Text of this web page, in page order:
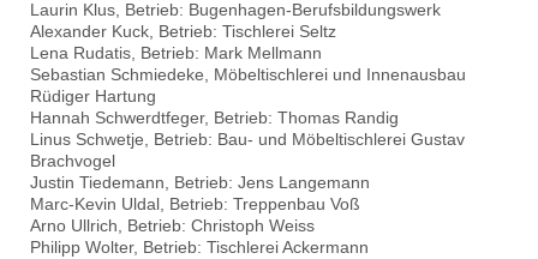
Laurin Klus, Betrieb: Bugenhagen-Berufsbildungswerk
Alexander Kuck, Betrieb: Tischlerei Seltz
Lena Rudatis, Betrieb: Mark Mellmann
Sebastian Schmiedeke, Möbeltischlerei und Innenausbau
Rüdiger Hartung
Hannah Schwerdtfeger, Betrieb: Thomas Randig
Linus Schwetje, Betrieb: Bau- und Möbeltischlerei Gustav
Brachvogel
Justin Tiedemann, Betrieb: Jens Langemann
Marc-Kevin Uldal, Betrieb: Treppenbau Voß
Arno Ullrich, Betrieb: Christoph Weiss
Philipp Wolter, Betrieb: Tischlerei Ackermann